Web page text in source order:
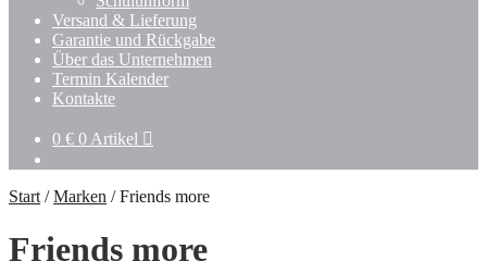
Versand & Lieferung
Garantie und Rückgabe
Über das Unternehmen
Termin Kalender
Kontakte
0 € 0 Artikel
Start /Marken /Friends more
Friends more